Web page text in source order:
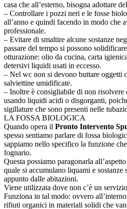
casa che all’esterno, bisogna adottare
– Controllare i pozzi neri e le fosse
all’anno e quindi facendo in modo che
professionale.
– Evitare di smaltire alcune sostanze
passare del tempo si possono
otturazione: olio da cucina, carta
detersivi liquidi usati in eccesso.
– Nel wc non si devono buttare oggetti
salviettine umidificate.
– Inoltre è consigliabile di non risolvere
usando liquidi acidi o disgorganti,
sigillature che sono presenti nelle
LA FOSSA BIOLOGICA
Quando opera il Pronto Intervento
spesso sentiamo parlare di fossa
sappiamo nello specifico la funzione
fognario.
Questa possiamo paragonarla
quale si accumulano liquami e sostanze
appunto dalle abitazioni.
Viene utilizzata dove non c’è un
Funziona in tal modo: ovvero
rifiuti organici in materiali solidi che